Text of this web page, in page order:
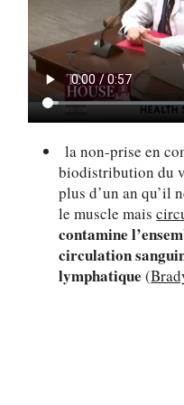
la non-prise en
biodistribution du
plus d’un an qu’il
le muscle mais
contamine
circulation
lymphatique (